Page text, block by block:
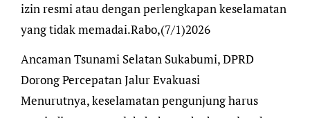
izin resmi atau dengan perlengkapan keselamatan
yang tidak memadai.Rabo,(7/1)2026
Ancaman Tsunami Selatan Sukabumi, DPRD
Dorong Percepatan Jalur Evakuasi
Menurutnya, keselamatan pengunjung harus